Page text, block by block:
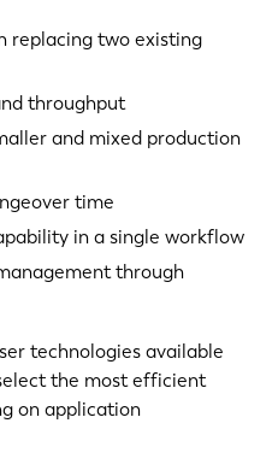
replacing two existing
throughput
and mixed production
time
in a single workflow
through
technologies available
the most efficient
on application
EN-US
PT-PT
SK
CN